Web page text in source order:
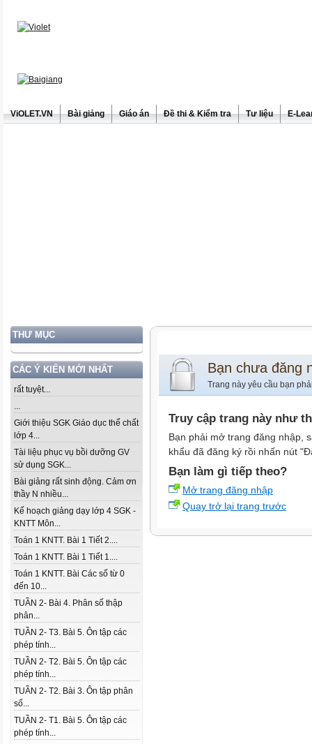
ViOLET.VN Bài giảng Giáo án Đề thi & Kiểm tra Tư liệu E-
THƯ MỤC
CÁC Ý KIẾN MỚI NHẤT
rất tuyệt...
...
Giới thiệu SGK Giáo dục thể chất
lớp 4...
Tài liệu phục vụ bồi dưỡng GV
sử dụng SGK...
Bài giảng rất sinh động. Cảm ơn
thầy N nhiều...
Kế hoạch giảng dạy lớp 4 SGK -
KNTT Môn...
Toán 1 KNTT. Bài 1 Tiết 2....
Toán 1 KNTT. Bài 1 Tiết 1....
Toán 1 KNTT. Bài Các số từ 0
đến 10...
TUẦN 2- Bài 4. Phân số thập
phân...
TUẦN 2- T3. Bài 5. Ôn tập các
phép tính...
TUẦN 2- T2. Bài 5. Ôn tập các
phép tính...
TUẦN 2- T2. Bài 3. Ôn tập phân
số...
TUẦN 2- T1. Bài 5. Ôn tập các
phép tính...
Bạn chưa đăng
Trang này yêu cầu bạn
Truy cập trang này như
Bạn phải mở trang đăng nhập,
khẩu đã đăng ký rồi nhấn nút
Bạn làm gì tiếp theo?
Mở trang đăng nhập
Quay trở lại trang trước